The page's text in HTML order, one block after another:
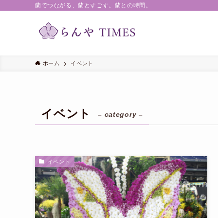
蘭でつながる、蘭とすごす。蘭との時間。
ホーム イベント
イベント – category –
イベント